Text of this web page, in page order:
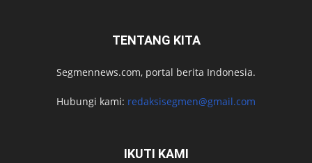
TENTANG KITA
Segmennews.com, portal berita Indonesia.
Hubungi kami: redaksisegmen@gmail.com
IKUTI KAMI